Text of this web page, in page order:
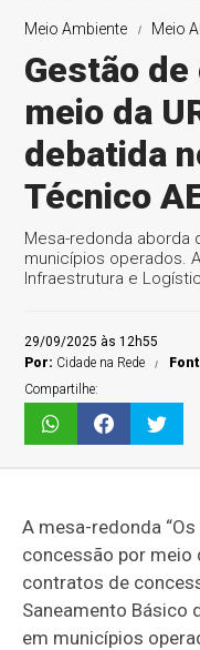
Meio Ambiente Meio
Gestão
meio da
debatida
Técnico
Mesa-redonda aborda
municípios operados.
Infraestrutura e
29/09/2025 às 12h55
Por: Cidade na Rede
Compartilhe:
A mesa-redonda
concessão por meio
contratos de
Saneamento Básico
em municípios